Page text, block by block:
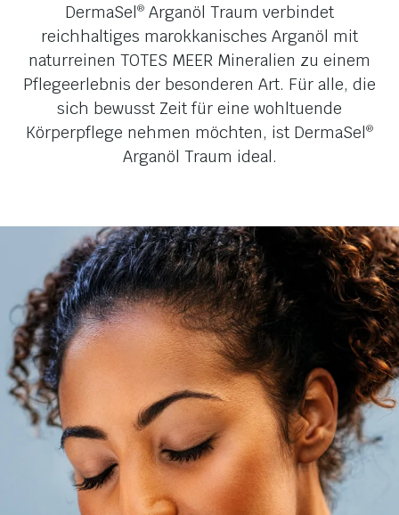
DermaSel® Arganöl Traum verbindet
reichhaltiges marokkanisches Arganöl mit
naturreinen TOTES MEER Mineralien zu einem
Pflegeerlebnis der besonderen Art. Für alle, die
sich bewusst Zeit für eine wohltuende
Körperpflege nehmen möchten, ist DermaSel®
Arganöl Traum ideal.